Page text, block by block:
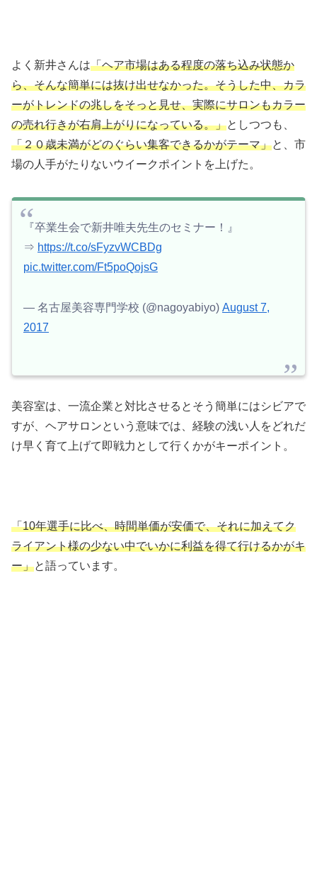
よく新井さんは「ヘア市場はある程度の落ち込み状態か
ら、そんな簡単には抜け出せなかった。そうした中、カラ
ーがトレンドの兆しをそっと見せ、実際にサロンもカラー
の売れ行きが右肩上がりになっている。」としつつも、
「２０歳未満がどのぐらい集客できるかがテーマ」と、市
場の人手がたりないウイークポイントを上げた。
『卒業生会で新井唯夫先生のセミナー！』
⇒ https://t.co/sFyzvWCBDg
pic.twitter.com/Ft5poQojsG
— 名古屋美容専門学校 (@nagoyabiyo) August 7,
2017
美容室は、一流企業と対比させるとそう簡単にはシビアで
すが、ヘアサロンという意味では、経験の浅い人をどれだ
け早く育て上げて即戦力として行くかがキーポイント。
「10年選手に比べ、時間単価が安価で、それに加えてク
ライアント様の少ない中でいかに利益を得て行けるかがキ
ー」と語っています。